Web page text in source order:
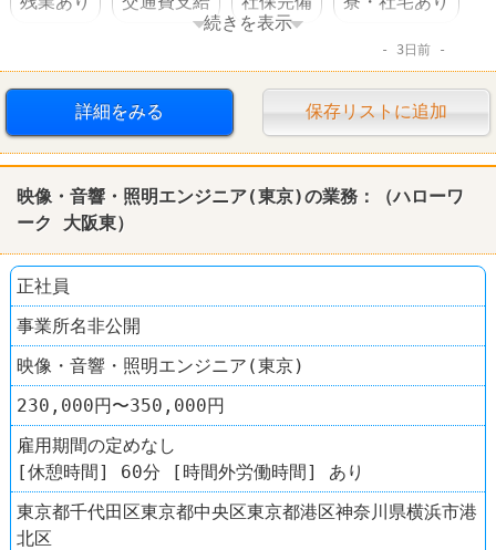
工場
続きを表示
3日前
詳細をみる 保存リストに追加
映像・音響・照明エンジニア(東京)の業務：（ハローワ
ーク
大阪東）
正社員
事業所名非公開
映像・音響・照明エンジニア(東京)
230,000円〜350,000円
雇用期間の定めなし
[休憩時間] 60分 [時間外労働時間] あり
東京都千代田区東京都中央区東京都港区神奈川県横浜市港
北区